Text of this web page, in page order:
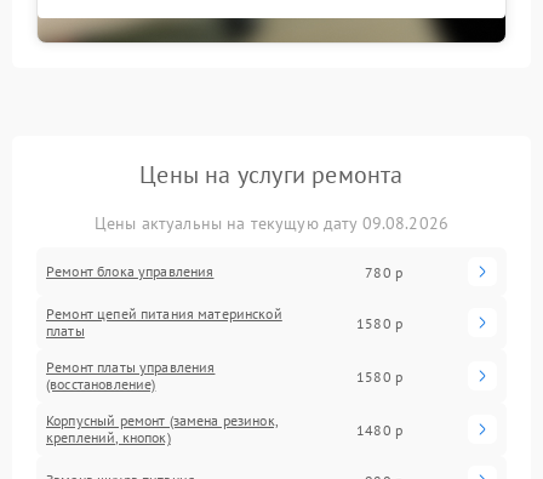
Цены на услуги ремонта
Цены актуальны на текущую дату 09.08.2026
Ремонт блока управления 780 р
Ремонт цепей питания материнской
платы
1580 р
Ремонт платы управления
(восстановление)
1580 р
Корпусный ремонт (замена резинок,
креплений, кнопок)
1480 р